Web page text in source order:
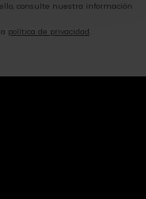
consulte nuestra información
política de privacidad